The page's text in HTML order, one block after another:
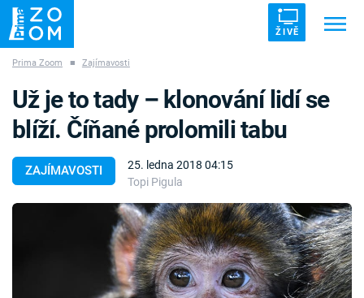
ŽIVĚ
ZÁHADY VETŘELCI DÁVNOVĚKU
Prima Zoom ■ Zajímavosti
ZAJÍMAVOSTI
25. ledna 2018 04:15
Topi Pigula
Už je to tady – klonování lidí se
blíží. Číňané prolomili tabu